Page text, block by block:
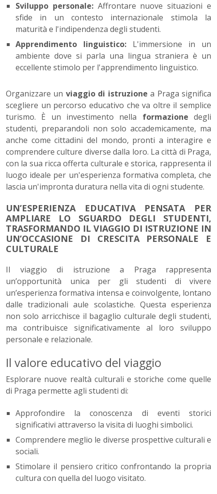
Sviluppo personale:Affrontare nuove situazioni e
sfide in un contesto internazionale stimola la
maturità e l'indipendenza degli studenti.
Apprendimento linguistico: L'immersione in un
ambiente dove si parla una lingua straniera è un
eccellente stimolo per l'apprendimento linguistico.
Organizzare un viaggio di istruzione a Praga significa
scegliere un percorso educativo che va oltre il semplice
turismo. È un investimento nella formazione degli
studenti, preparandoli non solo accademicamente, ma
anche come cittadini del mondo, pronti a interagire e
comprendere culture diverse dalla loro. La città di Praga,
con la sua ricca offerta culturale e storica, rappresenta il
luogo ideale per un'esperienza formativa completa, che
lascia un'impronta duratura nella vita di ogni studente.
UN’ESPERIENZA EDUCATIVA PENSATA PER
AMPLIARE LO SGUARDO DEGLI STUDENTI,
TRASFORMANDO IL VIAGGIO DI ISTRUZIONE IN
UN’OCCASIONE DI CRESCITA PERSONALE E
CULTURALE
Il viaggio di istruzione a Praga rappresenta
un’opportunità unica per gli studenti di vivere
un’esperienza formativa intensa e coinvolgente, lontano
dalle tradizionali aule scolastiche. Questa esperienza
non solo arricchisce il bagaglio culturale degli studenti,
ma contribuisce significativamente al loro sviluppo
personale e relazionale.
Il valore educativo del viaggio
Esplorare nuove realtà culturali e storiche come quelle
di Praga permette agli studenti di:
Approfondire la conoscenza di eventi storici
significativi attraverso la visita di luoghi simbolici.
Comprendere meglio le diverse prospettive culturali e
sociali.
Stimolare il pensiero critico confrontando la propria
cultura con quella del luogo visitato.